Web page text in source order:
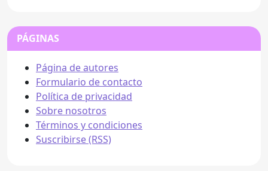
PÁGINAS
Página de autores
Formulario de contacto
Política de privacidad
Sobre nosotros
Términos y condiciones
Suscribirse (RSS)